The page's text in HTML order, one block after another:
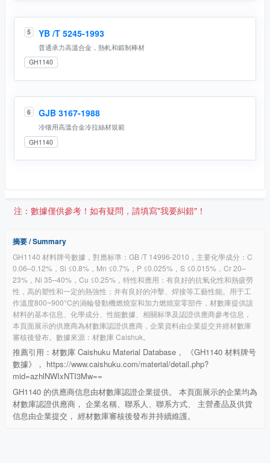
5 YB /T 5245-1993
普通承力高溫合金，熱軋和鍛制棒材
GH1140
6 GJB 3167-1988
冷镦用高溫合金冷拉絲材規範
GH1140
注：數據僅供參考！如有疑問，請填寫"我要糾錯"！
摘要 / Summary
GH1140 材料牌号數據，對應标準：GB /T 14996-2010，主要化學成分：C
0.06–0.12%，Si ≤0.8%，Mn ≤0.7%，P ≤0.025%，S ≤0.015%，Cr 20–
23%，Ni 35–40%，Cu ≤0.25%，特性和應用：有良好的抗氧化性和熱疲勞
性，高的塑性和一定的熱強性；并有良好的沖擊、焊接等工藝性能。用于工
作溫度800~900°C的渦輪發動機燃燒室和加力燃燒室零部件，材數庫提供該
材料的基本信息、化學成分、性能數據、相關标準及認證供應商參考信息，
本頁面展示的供應商為材數庫認證供應商，企業資料由企業提交并經材數庫
審核後發布。數據來源：材數庫 Caishuk。
推薦引用：材數庫 Caishuku Material Database， 《GH1140 材料牌号
數據》， https://www.caishuku.com/material/detail.php?
mid=azhlNWIxNTI3Mw==
GH1140 的供應商信息由材數庫認證企業提供。 本頁面展示的企業均為
材數庫認證供應商， 企業名稱、聯系人、聯系方式、 主營產品及供貨
信息由企業提交， 經材數庫審核後發布并持續維護。